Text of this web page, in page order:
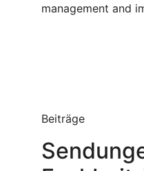
management and
Beiträge